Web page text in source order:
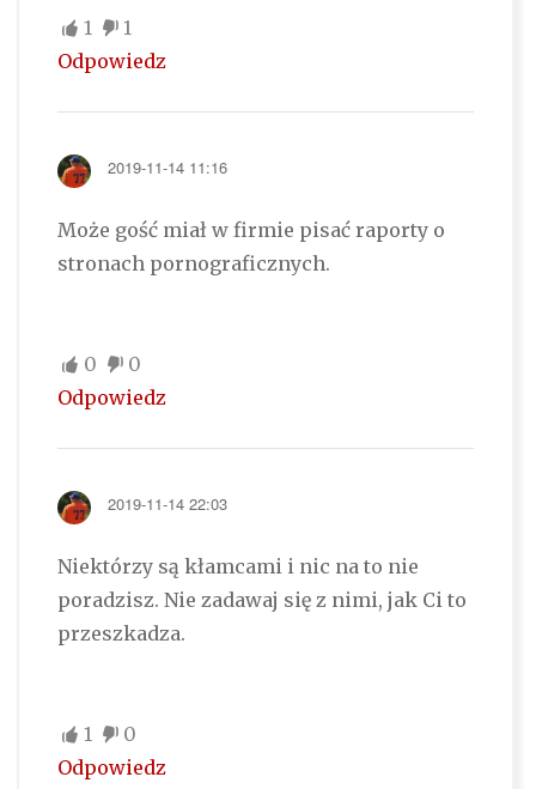
1
1
Odpowiedz
2019-11-14 11:16
Może gość miał w firmie pisać raporty o
stronach pornograficznych.
0
0
Odpowiedz
2019-11-14 22:03
Niektórzy są kłamcami i nic na to nie
poradzisz. Nie zadawaj się z nimi, jak Ci to
przeszkadza.
1
0
Odpowiedz